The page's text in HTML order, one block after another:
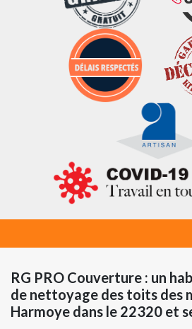
RG PRO Couverture : un
de nettoyage des toits des
Harmoye dans le 22320 et